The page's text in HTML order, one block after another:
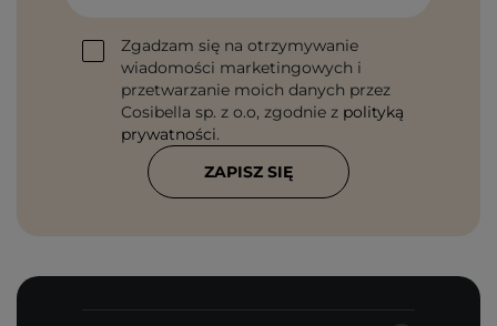
Zgadzam się na otrzymywanie
wiadomości marketingowych i
przetwarzanie moich danych przez
Cosibella sp. z o.o, zgodnie z polityką
prywatności.
ZAPISZ SIĘ